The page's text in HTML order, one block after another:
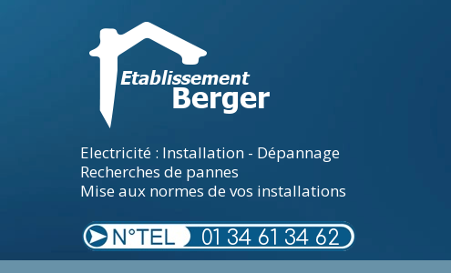
Electricité : Installation - Dépannage
Recherches de pannes
Mise aux normes de vos installations
01 34 61 34 62